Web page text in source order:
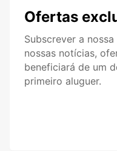
Ofertas
Subscrever a
nossas notícias,
beneficiará de um
primeiro aluguer.